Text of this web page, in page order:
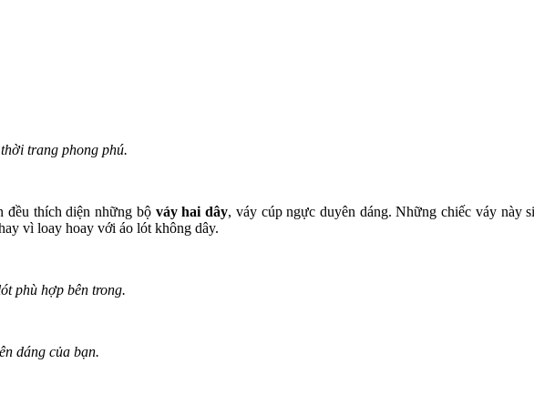
trang phong phú.
đều thích diện những bộ váy hai dây, váy cúp ngực duyên dáng. Những chiếc váy này
vì loay hoay với áo lót không dây.
phù hợp bên trong.
dáng của bạn.